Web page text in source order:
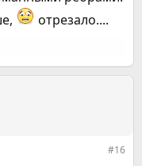
отрезало....
#16